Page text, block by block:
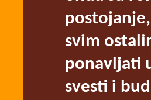
svim
ponavljati
svesti i